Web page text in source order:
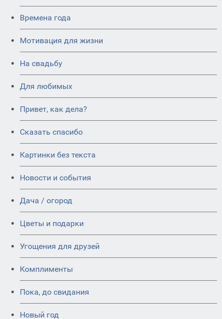
Времена года
Мотивация для жизни
На свадьбу
Для любимых
Привет, как дела?
Сказать спасибо
Картинки без текста
Новости и события
Дача / огород
Цветы и подарки
Угощения для друзей
Комплименты
Пока, до свидания
Новый год